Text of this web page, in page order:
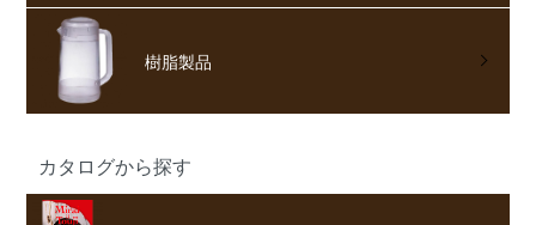
樹脂製品
カタログから探す